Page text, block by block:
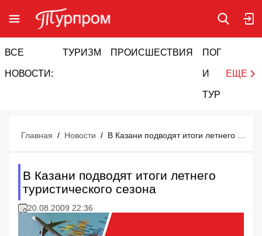
ВСЕ
НОВОСТИ:
ТУРИЗМ ПРОИСШЕСТВИЯ ПОГОДА
И
ТУРИЗМ
ЕЩЕ
Главная / Новости /
В Казани подводят итоги летнего
туристического сезона
20.08.2009 22:36